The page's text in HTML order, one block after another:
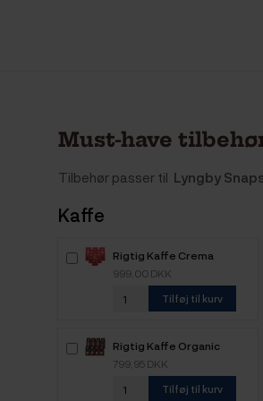
Must-have
Tilbehør passer til Lyngby
Kaffe
Rigtig Kaffe Crema
Intenso 6kg Hele
kaffebønner
999,00 DKK
Tilføj til kurv
Rigtig Kaffe Organic
Mixpakke 4 Varianter
799,95 DKK
Tilføj til kurv